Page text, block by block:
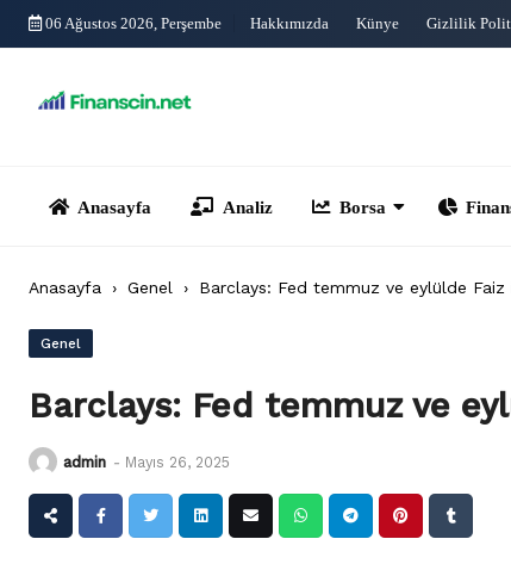
Skip
06 Ağustos 2026, Perşembe Hakkımızda Künye Gizlilik
Anasayfa › Genel › Barclays: Fed temmuz ve eylülde Faiz
Genel
Barclays: Fed temmuz ve
admin - Mayıs 26, 2025